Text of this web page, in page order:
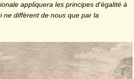
appliquera les principes d’égalité à
ne diffèrent de nous que par la